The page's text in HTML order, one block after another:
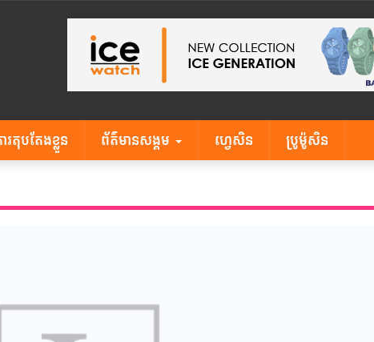
រតុបតែងខ្លួន ព័ត៌មានសង្គម ហ្វេសិន ប្រូម៉ូសិន